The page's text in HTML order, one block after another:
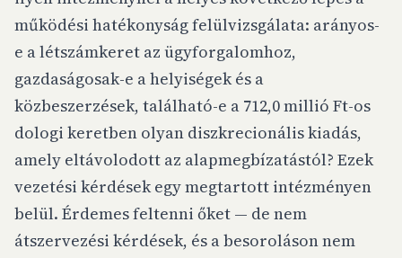
működési hatékonyság felülvizsgálata: arányos-
e a létszámkeret az ügyforgalomhoz,
gazdaságosak-e a helyiségek és a
közbeszerzések, található-e a 712,0 millió Ft-os
dologi keretben olyan diszkrecionális kiadás,
amely eltávolodott az alapmegbízatástól? Ezek
vezetési kérdések egy megtartott intézményen
belül. Érdemes feltenni őket — de nem
átszervezési kérdések, és a besoroláson nem